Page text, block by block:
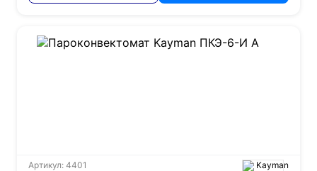
Артикул: 4401 Kayman